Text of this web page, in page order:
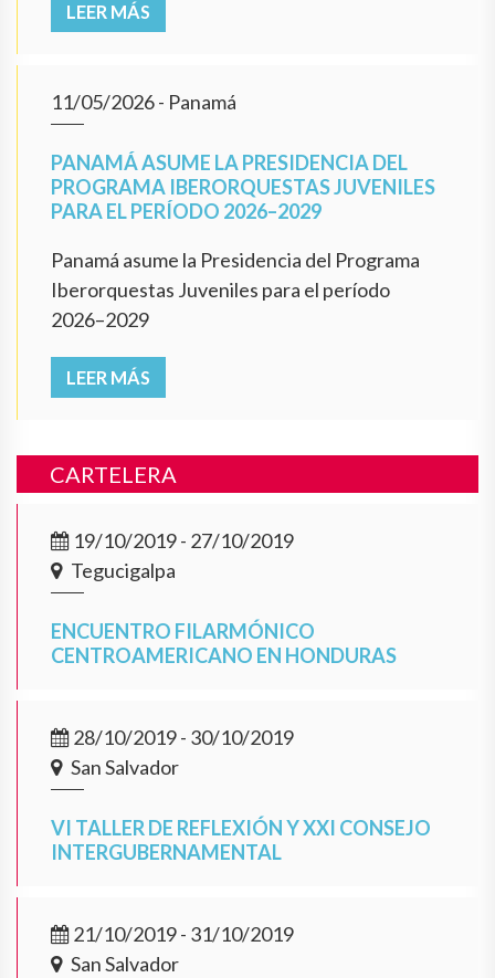
LEER MÁS
11/05/2026- Panamá
PANAMÁ ASUME LA PRESIDENCIA DEL
PROGRAMA IBERORQUESTAS JUVENILES
PARA EL PERÍODO 2026–2029
Panamá asume la Presidencia del Programa
Iberorquestas Juveniles para el período
2026–2029
LEER MÁS
CARTELERA
19/10/2019 - 27/10/2019
Tegucigalpa
ENCUENTRO FILARMÓNICO
CENTROAMERICANO EN HONDURAS
28/10/2019 - 30/10/2019
San Salvador
VI TALLER DE REFLEXIÓN Y XXI CONSEJO
INTERGUBERNAMENTAL
21/10/2019 - 31/10/2019
San Salvador